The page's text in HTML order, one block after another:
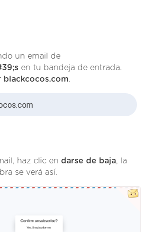
un email de
en tu bandeja de entrada.
blackcocos.com.
haz clic en darse de baja, la
se verá así.